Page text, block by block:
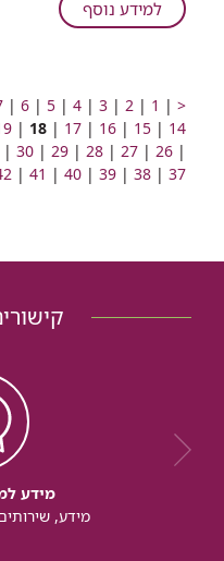
למידע נוסףעל
אחד
איך
שורדים
בלי
וושט?
<מעבר
לעמוד
קודם
| מעבר
לעמוד
מספר
1
| מעבר
לעמוד
מספר
2
| מעבר
לעמוד
מספר
3
| מעבר
לעמוד
מספר
4
| מעבר
לעמוד
מספר
5
|
6
|
14
| מעבר
לעמוד
מספר
15
| מעבר
לעמוד
מספר
16
| מעבר
לעמוד
מספר
17
| עמוד
מספר
18
|
| מעבר
לעמוד
26
| מעבר
לעמוד
27
| מעבר
לעמוד
28
| מעבר
לעמוד
29
| מעבר
30
|
37
| מעבר
38
| מעבר
39
| מעבר
40
| מעבר
41
|
מידע
מידע,